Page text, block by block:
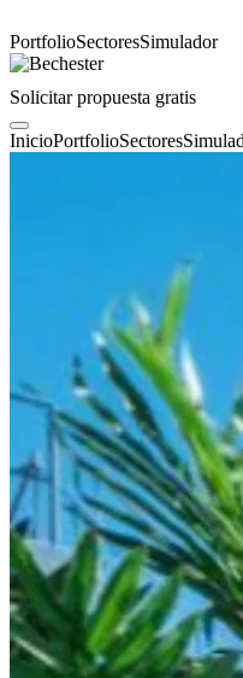
PortfolioSectoresSimulador
Solicitar propuesta gratis
InicioPortfolioSectores